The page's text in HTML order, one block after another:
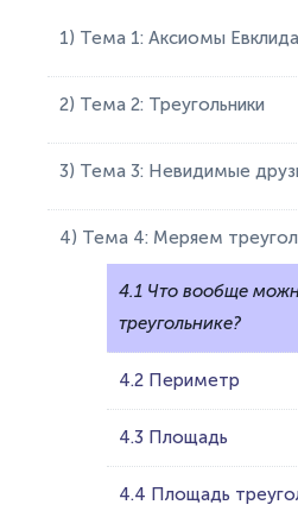
1) Тема 1: Аксиомы Евклида
2) Тема 2: Треугольники
3) Тема 3: Невидимые
4) Тема 4: Меряем
4.1 Что вообще
треугольнике?
4.2 Периметр
4.3 Площадь
4.4 Площадь